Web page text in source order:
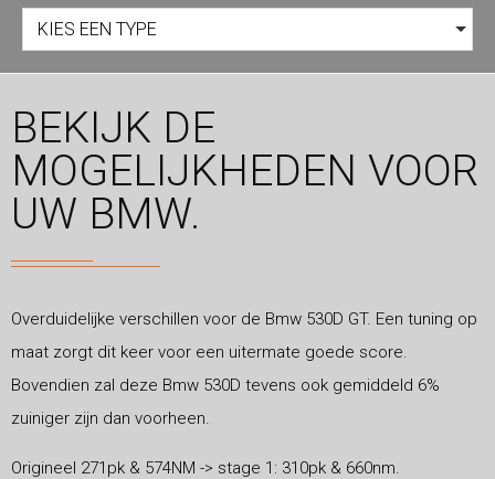
KIES EEN TYPE
BEKIJK DE
MOGELIJKHEDEN VOOR
UW BMW.
Overduidelijke verschillen voor de Bmw 530D GT. Een tuning op
maat zorgt dit keer voor een uitermate goede score.
Bovendien zal deze Bmw 530D tevens ook gemiddeld 6%
zuiniger zijn dan voorheen.
Origineel 271pk & 574NM -> stage 1: 310pk & 660nm.